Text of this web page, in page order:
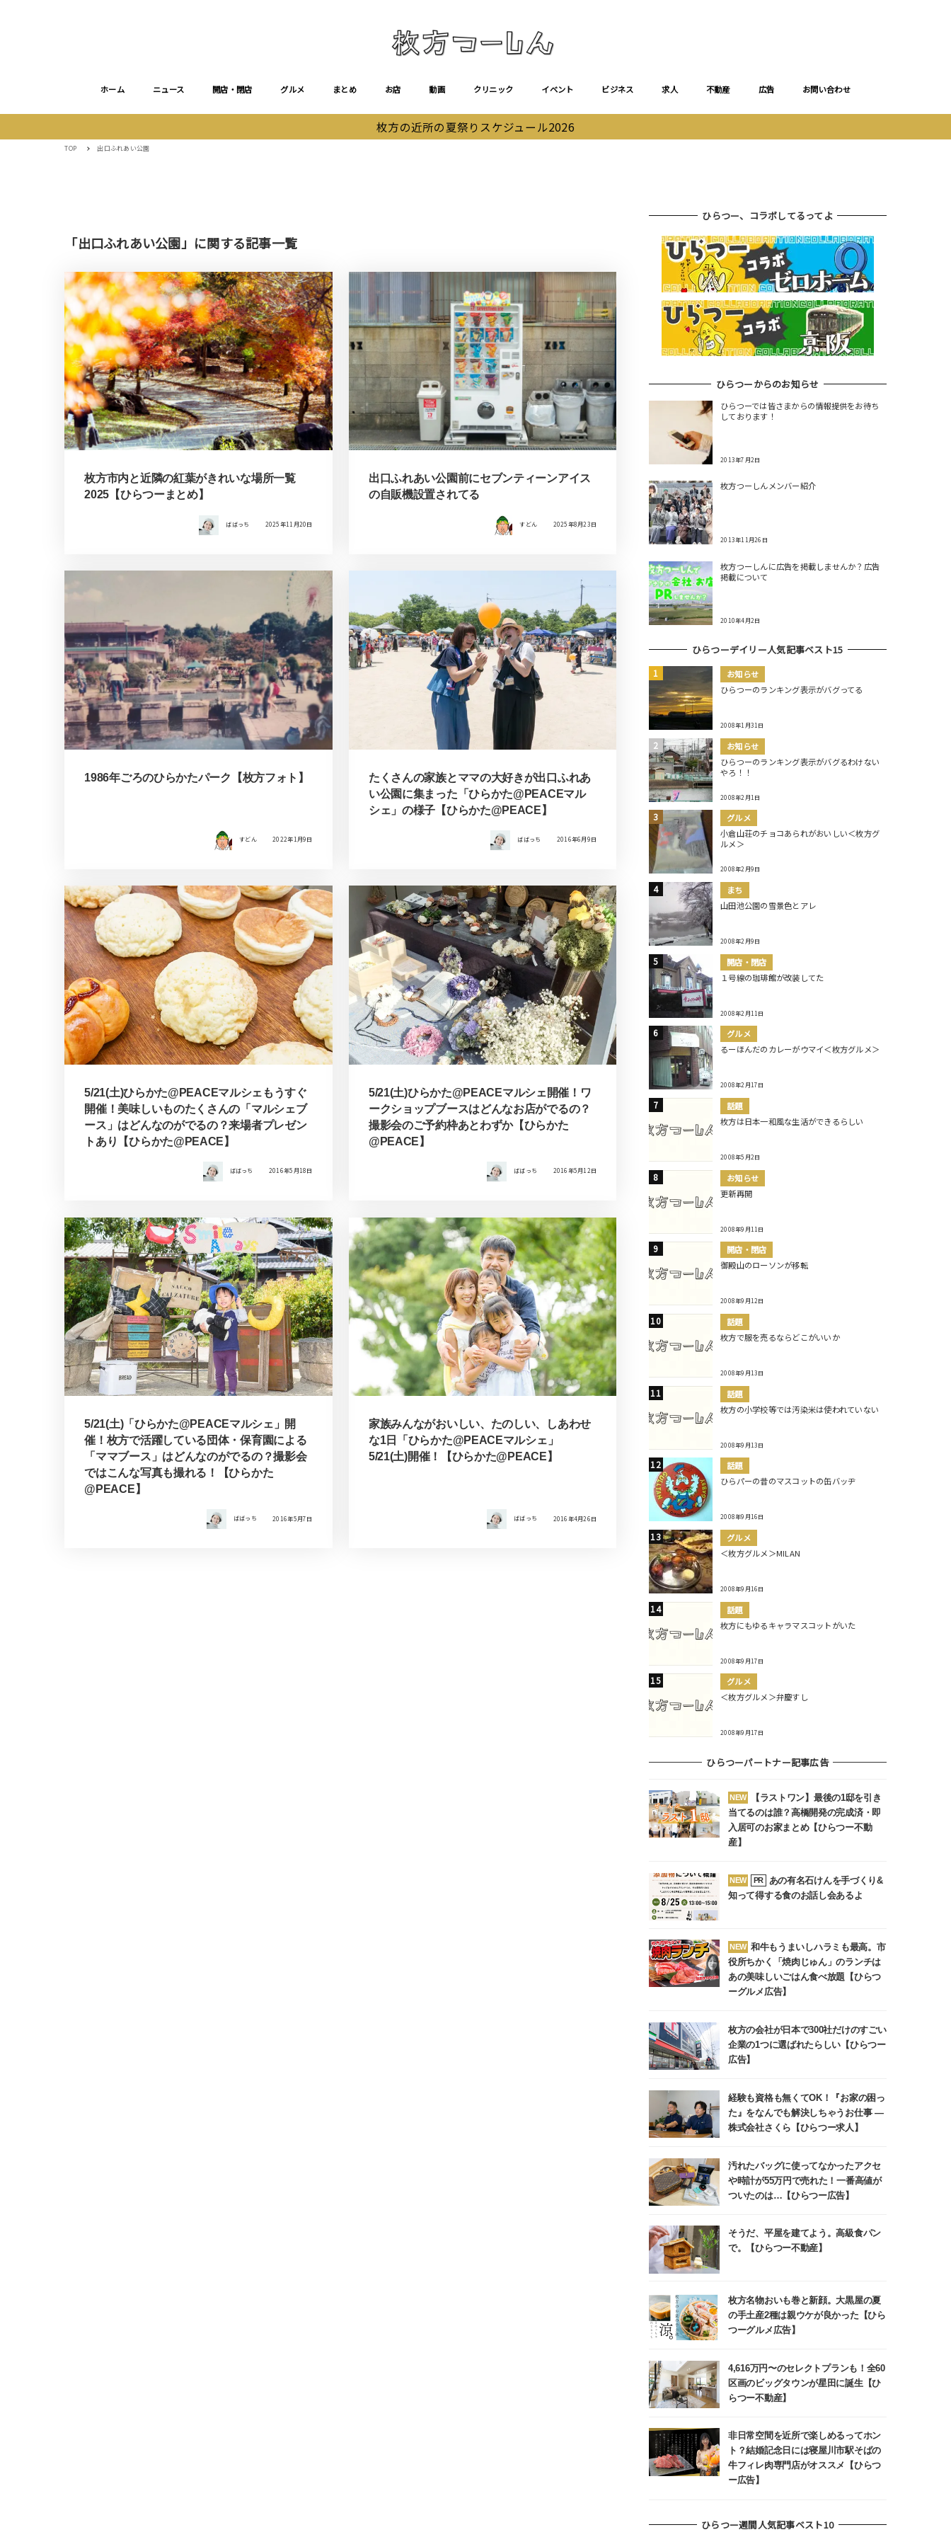
ホーム ニュース 開店・閉店 グルメ まとめ お店 動画 クリニック イベント ビジネス 求人 不動産 広告 お問い合わせ
枚方の近所の夏祭りスケジュール2026
TOP 出口ふれあい公園
「出口ふれあい公園」に関する記事一覧
枚方市内と近隣の紅葉がきれいな場所一覧
2025【ひらつーまとめ】
ばばっち 2025年11月20日
出口ふれあい公園前にセブンティーンアイス
の自販機設置されてる
すどん 2025年8月23日
1986年ごろのひらかたパーク【枚方フォト】
すどん 2022年1月9日
たくさんの家族とママの大好きが出口ふれあ
い公園に集まった「ひらかた@PEACEマル
シェ」の様子【ひらかた@PEACE】
ばばっち 2016年6月9日
5/21(土)ひらかた@PEACEマルシェもうすぐ
開催！美味しいものたくさんの「マルシェブ
ース」はどんなのがでるの？来場者プレゼン
トあり【ひらかた@PEACE】
ばばっち 2016年5月18日
5/21(土)ひらかた@PEACEマルシェ開催！ワ
ークショップブースはどんなお店がでるの？
撮影会のご予約枠あとわずか【ひらかた
@PEACE】
ばばっち 2016年5月12日
5/21(土)「ひらかた@PEACEマルシェ」開
催！枚方で活躍している団体・保育園による
「ママブース」はどんなのがでるの？撮影会
ではこんな写真も撮れる！【ひらかた
@PEACE】
ばばっち 2016年5月7日
家族みんながおいしい、たのしい、しあわせ
な1日「ひらかた@PEACEマルシェ」
5/21(土)開催！【ひらかた@PEACE】
ばばっち 2016年4月26日
ひらつー、コラボしてるってよ
ひらつーからのお知らせ
ひらつーでは皆さまからの情報提供をお待ち
しております！
2013年7月2日
枚方つーしんメンバー紹介
2013年11月26日
枚方つーしんに広告を掲載しませんか？広告
掲載について
2010年4月2日
ひらつーデイリー人気記事ベスト15
お知らせ
ひらつーのランキング表示がバグってる
2008年1月31日
お知らせ
ひらつーのランキング表示がバグるわけない
やろ！！
2008年2月1日
グルメ
小倉山荘のチョコあられがおいしい＜枚方グ
ルメ＞
2008年2月9日
まち
山田池公園の雪景色とアレ
2008年2月9日
開店・閉店
１号線の珈琲館が改装してた
2008年2月11日
グルメ
るーほんだのカレーがウマイ＜枚方グルメ＞
2008年2月17日
話題
枚方は日本一和風な生活ができるらしい
2008年5月2日
お知らせ
更新再開
2008年9月11日
開店・閉店
御殿山のローソンが移転
2008年9月12日
話題
枚方で服を売るならどこがいいか
2008年9月13日
話題
枚方の小学校等では汚染米は使われていない
2008年9月13日
話題
ひらパーの昔のマスコットの缶バッヂ
2008年9月16日
グルメ
＜枚方グルメ＞MILAN
2008年9月16日
話題
枚方にもゆるキャラマスコットがいた
2008年9月17日
グルメ
＜枚方グルメ＞弁慶すし
2008年9月17日
ひらつーパートナー記事広告
NEW
【ラストワン】最後の1邸を引き
当てるのは誰？高橋開発の完成済・即
入居可のお家まとめ【ひらつー不動
産】
NEW PR
あの有名石けんを手づくり&
知って得する食のお話し会あるよ
NEW 和牛もうまいしハラミも最高。市
役所ちかく「焼肉じゅん」のランチは
あの美味しいごはん食べ放題【ひらつ
ーグルメ広告】
枚方の会社が日本で300社だけのすごい
企業の1つに選ばれたらしい【ひらつー
広告】
経験も資格も無くてOK！『お家の困っ
た』をなんでも解決しちゃうお仕事 ―
株式会社さくら【ひらつー求人】
汚れたバッグに使ってなかったアクセ
や時計が55万円で売れた！一番高値が
ついたのは…【ひらつー広告】
そうだ、平屋を建てよう。高級食パン
で。【ひらつー不動産】
枚方名物おいも巻と新顔。大黒屋の夏
の手土産2種は親ウケが良かった【ひら
つーグルメ広告】
4,616万円〜のセレクトプランも！全60
区画のビッグタウンが星田に誕生【ひ
らつー不動産】
非日常空間を近所で楽しめるってホン
ト？結婚記念日には寝屋川市駅そばの
牛フィレ肉専門店がオススメ【ひらつ
ー広告】
ひらつー週間人気記事ベスト10